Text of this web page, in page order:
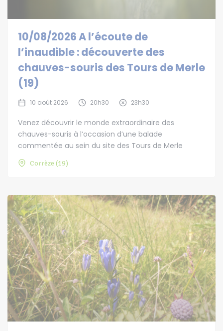
10/08/2026 A l’écoute de
l’inaudible : découverte des
chauves-souris des Tours de Merle
(19)
10 août 2026 20h30 23h30
Venez découvrir le monde extraordinaire des
chauves-souris à l’occasion d’une balade
commentée au sein du site des Tours de Merle
Corrèze (19)